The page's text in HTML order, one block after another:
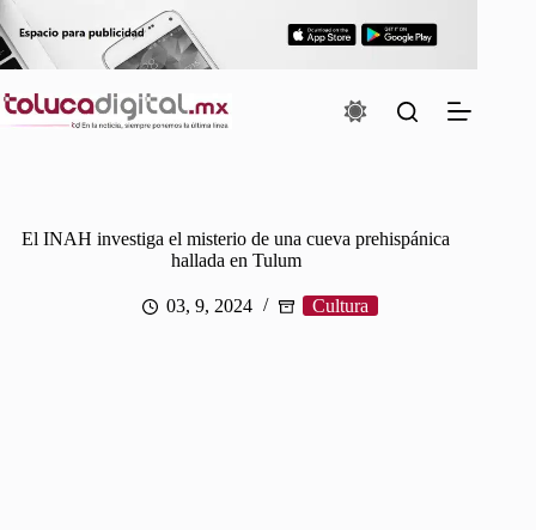
Saltar
al
contenido
El INAH investiga el misterio de una cueva prehispánica
hallada en Tulum
03, 9, 2024 Cultura